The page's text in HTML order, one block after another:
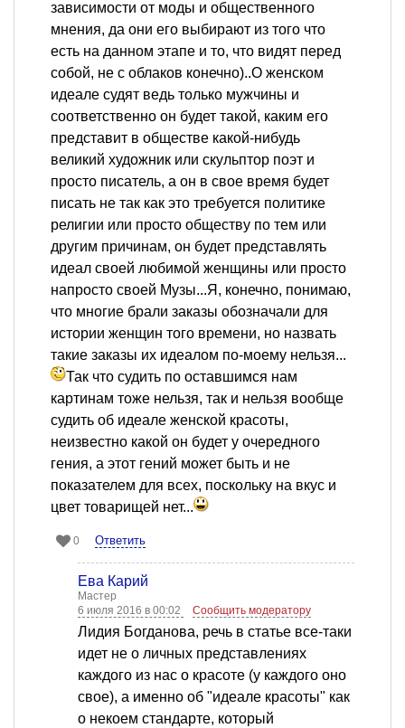
зависимости от моды и общественного
мнения, да они его выбирают из того что
есть на данном этапе и то, что видят перед
собой, не с облаков конечно)..О женском
идеале судят ведь только мужчины и
соответственно он будет такой, каким его
представит в обществе какой-нибудь
великий художник или скульптор поэт и
просто писатель, а он в свое время будет
писать не так как это требуется политике
религии или просто обществу по тем или
другим причинам, он будет представлять
идеал своей любимой женщины или просто
напросто своей Музы...Я, конечно, понимаю,
что многие брали заказы обозначали для
истории женщин того времени, но назвать
такие заказы их идеалом по-моему нельзя...
Так что судить по оставшимся нам
картинам тоже нельзя, так и нельзя вообще
судить об идеале женской красоты,
неизвестно какой он будет у очередного
гения, а этот гений может быть и не
показателем для всех, поскольку на вкус и
цвет товарищей нет...
0 Ответить
Ева Карий
Мастер
6 июля 2016 в 00:02
Сообщить модератору
Лидия Богданова, речь в статье все-таки
идет не о личных представлениях
каждого из нас о красоте (у каждого оно
свое), а именно об "идеале красоты" как
о некоем стандарте, который